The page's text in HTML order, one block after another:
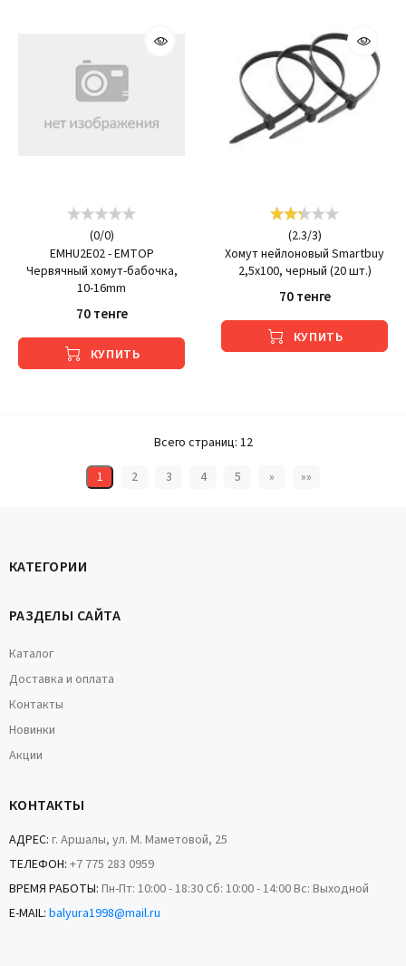
(0/0)
EMHU2E02 - EMTOP
Червячный хомут-бабочка,
10-16mm
70 тенге
КУПИТЬ
(2.3/3)
Хомут нейлоновый Smartbuy
2,5х100, черный (20 шт.)
70 тенге
КУПИТЬ
Всего страниц: 12
1
2 3 4 5 » »»
КАТЕГОРИИ
РАЗДЕЛЫ САЙТА
Каталог
Доставка и оплата
Контакты
Новинки
Акции
КОНТАКТЫ
АДРЕС: г. Аршалы, ул. М. Маметовой, 25
ТЕЛЕФОН: +7 775 283 0959
ВРЕМЯ РАБОТЫ: Пн-Пт: 10:00 - 18:30 Сб: 10:00 - 14:00 Вс: Выходной
E-MAIL: balyura1998@mail.ru